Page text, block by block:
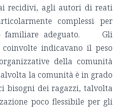
recidivi, agli autori di reati
complessi per
familiare adeguato. Gli
indicavano il peso
della comunità
la comunità è in grado
bisogni dei ragazzi, talvolta
poco flessibile per gli